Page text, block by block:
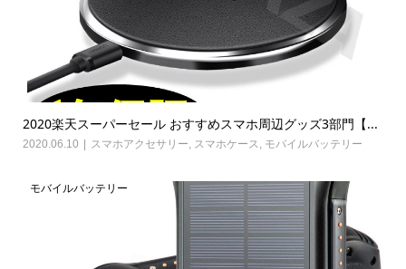
2020楽天スーパーセール おすすめスマホ周辺グッズ3部門【...
2020.06.10 スマホアクセサリー, スマホケース, モバイルバッテリー
モバイルバッテリー